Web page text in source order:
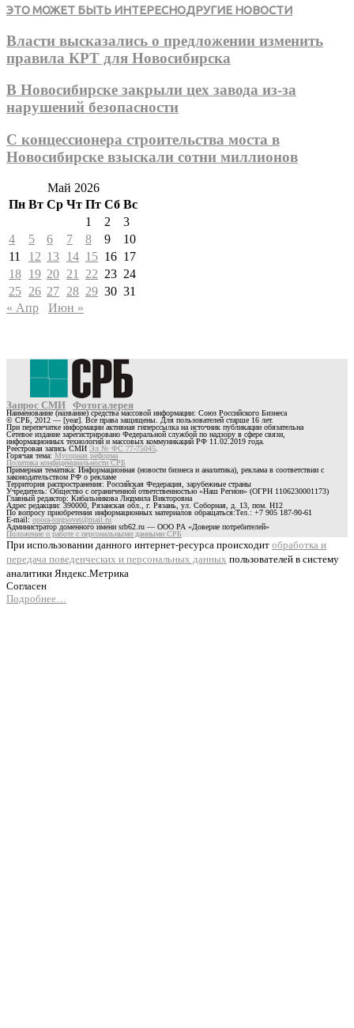
ЭТО МОЖЕТ БЫТЬ ИНТЕРЕСНОДРУГИЕ НОВОСТИ
Власти высказались о предложении изменить
правила КРТ для Новосибирска
В Новосибирске закрыли цех завода из-за
нарушений безопасности
С концессионера строительства моста в
Новосибирске взыскали сотни миллионов
Май 2026
Пн Вт Ср Чт Пт Сб Вс
1
2
3
4
5 6 7 8 9
10
11
12 13 14 15 16 17
18 19 20 21 22 23 24
25 26 27 28 29 30 31
« Апр
Июн »
Запрос СМИ Фотогалерея
Наименование (название) средства массовой информации: Союз Российского Бизнеса
© СРБ, 2012 — [year]. Все права защищены. Для пользователей старше 16 лет.
При перепечатке информации активная гиперссылка на источник публикации обязательна
Сетевое издание зарегистрировано Федеральной службой по надзору в сфере связи,
информационных технологий и массовых коммуникаций РФ 11.02.2019 года.
Реестровая запись СМИ Эл № ФС 77-75045
Горячая тема: Мусорная реформа
Политика конфиденциальности СРБ
Примерная тематика: Информационная (новости бизнеса и аналитика), реклама в соответствии с
законодательством РФ о рекламе
Территория распространения: Российская Федерация, зарубежные страны
Учредитель: Общество с ограниченной ответственностью «Наш Регион» (ОГРН 1106230001173)
Главный редактор: Кибальникова Людмила Викторовна
Адрес редакции: 390000, Рязанская обл., г. Рязань, ул. Соборная, д. 13, пом. Н12
По вопросу приобретения информационных материалов обращаться:Тел.: +7 905 187-90-61
E-mail:opora-torgsovet@mail.ru
Администратор доменного имени srb62.ru — ООО РА «Доверие потребителей»
Положение о работе с персональными данными СРБ
При использовании данного интернет-ресурса происходит обработка и
передача поведенческих и персональных данных пользователей в систему
аналитики Яндекс.Метрика
Согласен
Подробнее…